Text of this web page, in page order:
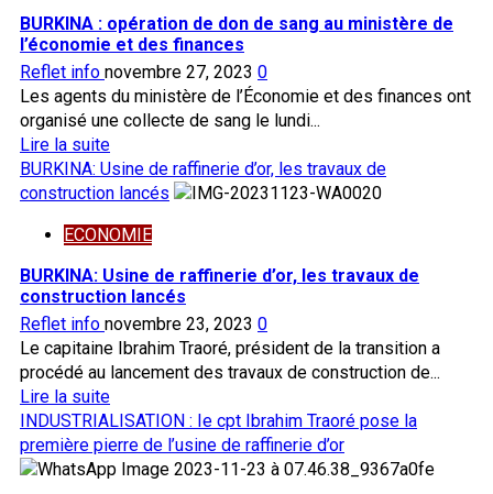
double
imposition
avec
la
France
gouvernement
veut
reprendre
les
vols
intérieurs
BURKINA : opération de don de sang au ministère de
l’économie et des finances
Reflet info novembre 27, 2023 0
Les agents du ministère de l’Économie et des finances ont
organisé une collecte de sang le lundi...
Lire la suiteEn
savoir
plus
BURKINA
:
opération
don
de
sang
au
ministère
de
l’économie
BURKINA: Usine de raffinerie d’or, les travaux de
construction lancés
ECONOMIE
BURKINA: Usine de raffinerie d’or, les travaux de
construction lancés
Reflet info novembre 23, 2023 0
Le capitaine Ibrahim Traoré, président de la transition a
procédé au lancement des travaux de construction de...
Lire la suiteEn
savoir
plus
sur
INDUSTRIALISATION : Ie cpt Ibrahim Traoré pose la
première pierre de l’usine de raffinerie d’or